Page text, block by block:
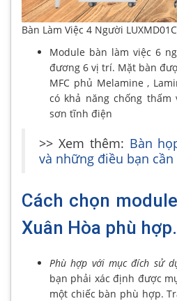
Bàn Làm Việc 4 Người
Module bàn làm việc 6
đương 6 vị trí. Mặt bàn
MFC phủ Melamine ,
có khả năng chống
sơn tĩnh điện
>> Xem thêm: Bàn
và những điều bạn
Cách chọn
Xuân Hòa phù hợp.
Phù hợp với mục đích sử
bạn phải xác định được
một chiếc bàn phù hợp.